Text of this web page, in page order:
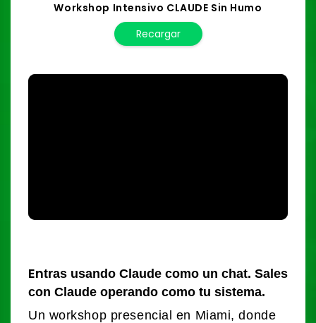
Workshop Intensivo CLAUDE Sin Humo
Recargar
Entras usando Claude como un chat. Sales
con Claude operando como tu sistema.
Un workshop presencial en Miami, donde